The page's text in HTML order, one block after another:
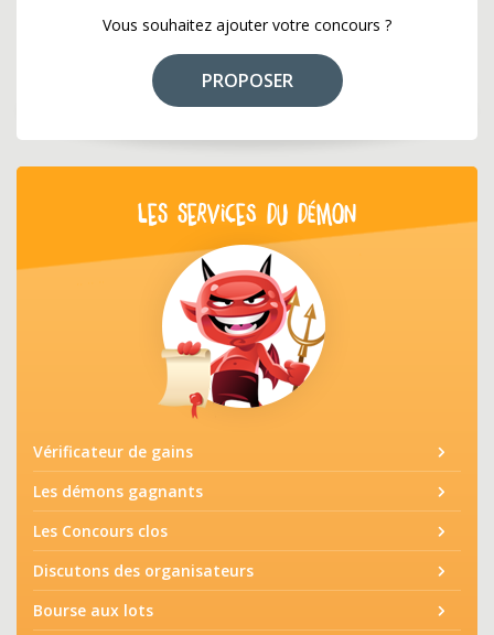
Vous souhaitez ajouter votre concours ?
PROPOSER
LES SERVICES DU DÉMON
Vérificateur de gains
Les démons gagnants
Les Concours clos
Discutons des organisateurs
Bourse aux lots